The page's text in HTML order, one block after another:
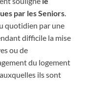
par les Seniors.
quotidien par une
difficile la mise
ou de
du logement
ils sont